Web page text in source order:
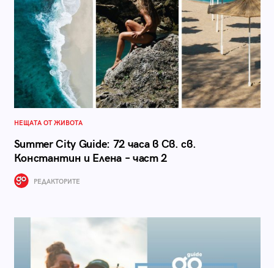
НЕЩАТА ОТ ЖИВОТА
Summer City Guide: 72 часа в Св. св.
Константин и Елена – част 2
РЕДАКТОРИТЕ